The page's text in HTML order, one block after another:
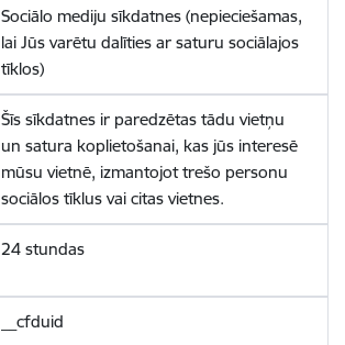
Sociālo mediju sīkdatnes (nepieciešamas,
lai Jūs varētu dalīties ar saturu sociālajos
tīklos)
Šīs sīkdatnes ir paredzētas tādu vietņu
un satura koplietošanai, kas jūs interesē
mūsu vietnē, izmantojot trešo personu
sociālos tīklus vai citas vietnes.
24 stundas
__cfduid